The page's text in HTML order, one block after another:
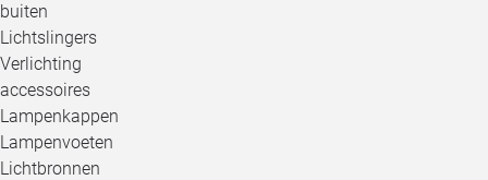
buiten
Lichtslingers
Verlichting
accessoires
Lampenkappen
Lampenvoeten
Lichtbronnen